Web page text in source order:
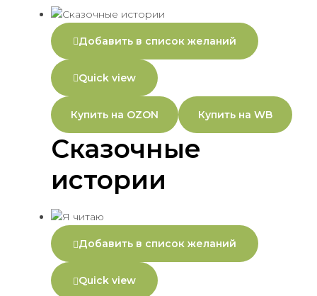
Добавить в список желаний
Quick view
Купить на OZON Купить на WB
Сказочные
истории
Добавить в список желаний
Quick view